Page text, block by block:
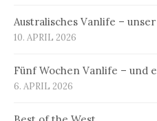
Australisches Vanlife –
10. APRIL 2026
Fünf Wochen Vanlife – und
6. APRIL 2026